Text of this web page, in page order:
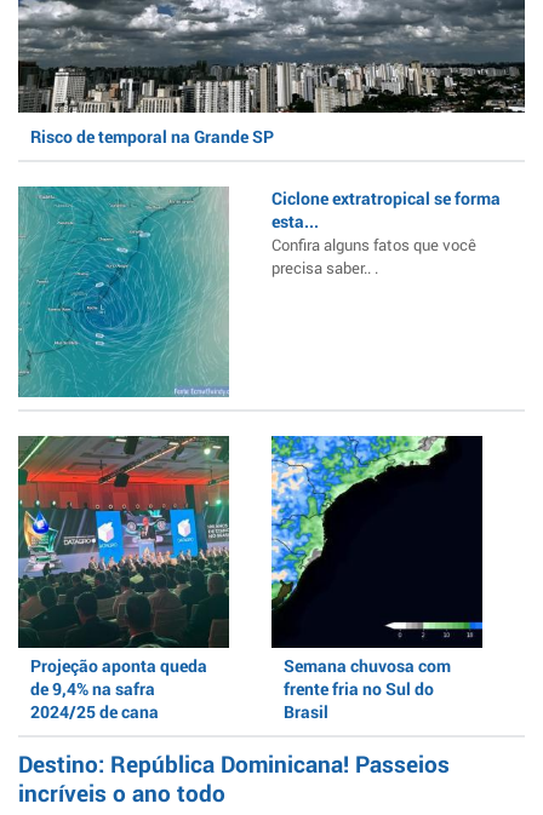
Risco de temporal na Grande SP
Ciclone extratropical se forma
esta...
Confira alguns fatos que você
precisa saber.. .
Projeção aponta queda
de 9,4% na safra
2024/25 de cana
Semana chuvosa com
frente fria no Sul do
Brasil
Destino: República Dominicana! Passeios
incríveis o ano todo